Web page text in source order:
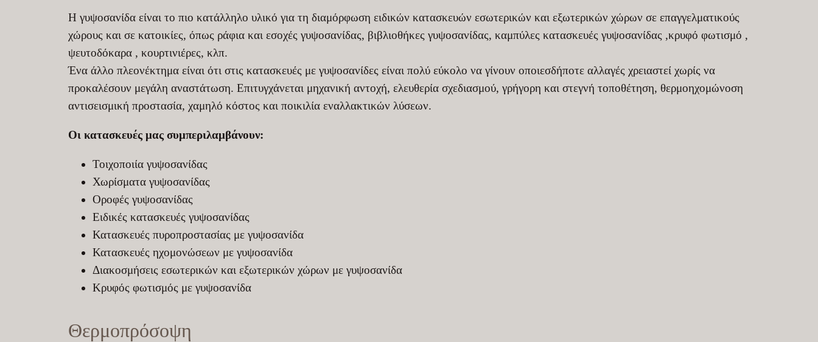
Η γυψοσανίδα είναι το πιο κατάλληλο υλικό για τη διαμόρφωση ειδικών κατασκευών εσωτερικών και εξωτερικών χώρων σε επαγγελματικούς
χώρους και σε κατοικίες, όπως ράφια και εσοχές γυψοσανίδας, βιβλιοθήκες γυψοσανίδας, καμπύλες κατασκευές γυψοσανίδας ,κρυφό φωτισμό ,
ψευτοδόκαρα , κουρτινιέρες, κλπ.
Ένα άλλο πλεονέκτημα είναι ότι στις κατασκευές με γυψοσανίδες είναι πολύ εύκολο να γίνουν οποιεσδήποτε αλλαγές χρειαστεί χωρίς να
προκαλέσουν μεγάλη αναστάτωση. Επιτυγχάνεται μηχανική αντοχή, ελευθερία σχεδιασμού, γρήγορη και στεγνή τοποθέτηση, θερμοηχομώνοση
αντισεισμική προστασία, χαμηλό κόστος και ποικιλία εναλλακτικών λύσεων.
Οι κατασκευές μας συμπεριλαμβάνουν:
Τοιχοποιία γυψοσανίδας
Χωρίσματα γυψοσανίδας
Οροφές γυψοσανίδας
Ειδικές κατασκευές γυψοσανίδας
Κατασκευές πυροπροστασίας με γυψοσανίδα
Κατασκευές ηχομονώσεων με γυψοσανίδα
Διακοσμήσεις εσωτερικών και εξωτερικών χώρων με γυψοσανίδα
Κρυφός φωτισμός με γυψοσανίδα
Θερμοπρόσοψη